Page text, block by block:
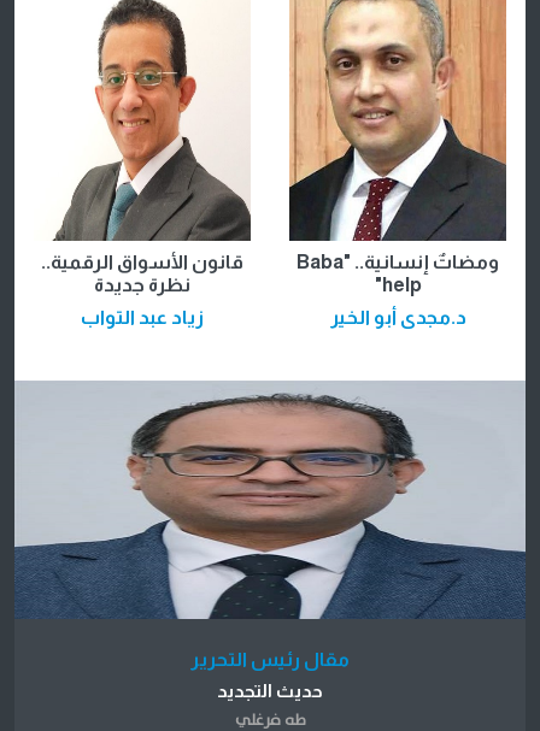
ومضاتٌ إنسانية.. "Baba
help"
د.مجدى أبو الخير
قانون الأسواق الرقمية..
نظرة جديدة
زياد عبد التواب
مقال رئيس التحرير
حديث التجديد
طه فرغلي